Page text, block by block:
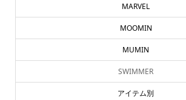
MARVEL
MOOMIN
MUMIN
SWIMMER
アイテム別